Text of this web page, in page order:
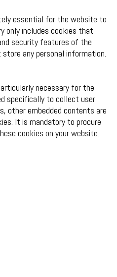
essential for the website to
only includes cookies that
security features of the
any personal information.
necessary for the
specifically to collect user
other embedded contents are
It is mandatory to procure
cookies on your website.